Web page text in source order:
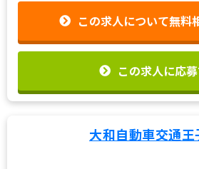
この求人について無料
この求人に応
大和自動車交通